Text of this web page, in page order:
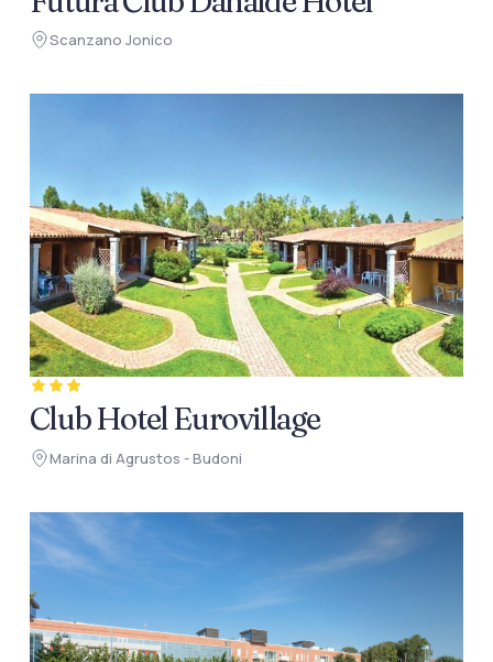
Scanzano Jonico
Club Hotel Eurovillage
Marina di Agrustos - Budoni